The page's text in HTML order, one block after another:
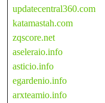
updatecentral360.com
katamastah.com
zqscore.net
aseleraio.info
asticio.info
egardenio.info
arxteamio.info